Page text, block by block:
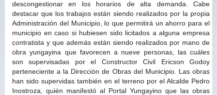
descongestionar en los horarios de alta demanda. Cabe
destacar que los trabajos están siendo realizados por la propia
Administración del Municipio, lo que permitirá un ahorro para el
municipio en caso si hubiesen sido licitados a alguna empresa
contratista y que además están siendo realizados por mano de
obra yungayina que favorecen a nueve personas, las cuáles
son supervisadas por el Constructor Civil Ericson Godoy
perteneciente a la Dirección de Obras del Municipio. Las obras
han sido supervidas también en el terreno por el Alcalde Pedro
Inostroza, quién manifestó al Portal Yungayino que las obras